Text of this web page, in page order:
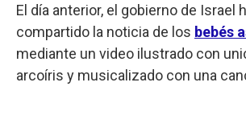
El día anterior, el gobierno de Israel
compartido la noticia de los bebés
mediante un video ilustrado con
arcoíris y musicalizado con una